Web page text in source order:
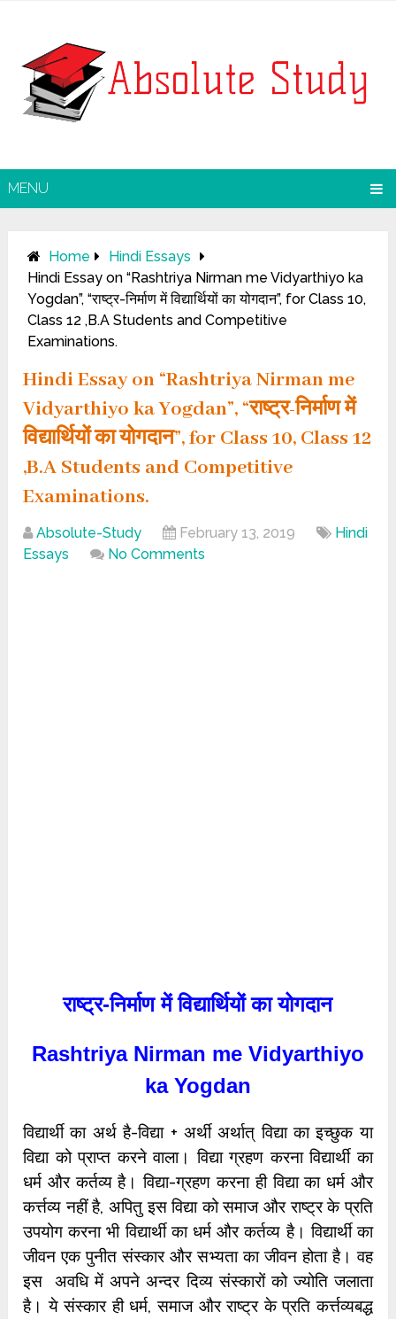
MENU
Home
Hindi Essays
Hindi Essay on “Rashtriya Nirman me Vidyarthiyo ka
Yogdan”, “राष्ट्र-निर्माण में विद्यार्थियों का योगदान”, for Class 10,
Class 12 ,B.A Students and Competitive
Examinations.
Hindi Essay on “Rashtriya Nirman me
Vidyarthiyo ka Yogdan”, “राष्ट्र-निर्माण में
विद्यार्थियों का योगदान”, for Class 10, Class 12
,B.A Students and Competitive
Examinations.
Absolute-Study February 13, 2019
Hindi
Essays
No Comments
राष्ट्र-निर्माण में विद्यार्थियों का योगदान
Rashtriya Nirman me Vidyarthiyo
ka Yogdan
विद्यार्थी का अर्थ है-विद्या + अर्थी अर्थात् विद्या का इच्छुक या
विद्या को प्राप्त करने वाला। विद्या ग्रहण करना विद्यार्थी का
धर्म और कर्तव्य है। विद्या-ग्रहण करना ही विद्या का धर्म और
कर्त्तव्य नहीं है, अपितु इस विद्या को समाज और राष्ट्र के प्रति
उपयोग करना भी विद्यार्थी का धर्म और कर्तव्य है। विद्यार्थी का
जीवन एक पुनीत संस्कार और सभ्यता का जीवन होता है। वह
इस अवधि में अपने अन्दर दिव्य संस्कारों को ज्योति जलाता
है। ये संस्कार ही धर्म, समाज और राष्ट्र के प्रति कर्त्तव्यबद्ध